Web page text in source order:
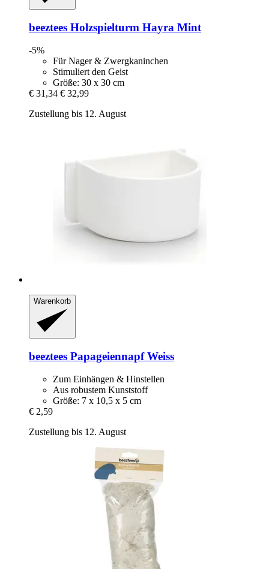
beeztees Holzspielturm Hayra Mint
-5%
Für Nager & Zwergkaninchen
Stimuliert den Geist
Größe: 30 x 30 cm
€ 31,34 € 32,99
Zustellung bis 12. August
Warenkorb
beeztees Papageiennapf Weiss
Zum Einhängen & Hinstellen
Aus robustem Kunststoff
Größe: 7 x 10,5 x 5 cm
€ 2,59
Zustellung bis 12. August